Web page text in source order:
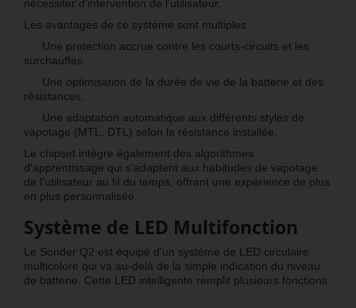
nécessiter d'intervention de l'utilisateur.
Les avantages de ce système sont multiples :
·
Une protection accrue contre les courts-circuits et les
surchauffes.
·
Une optimisation de la durée de vie de la batterie et des
résistances.
·
Une adaptation automatique aux différents styles de
vapotage (MTL, DTL) selon la résistance installée.
Le chipset intègre également des algorithmes
d'apprentissage qui s'adaptent aux habitudes de vapotage
de l'utilisateur au fil du temps, offrant une expérience de plus
en plus personnalisée.
Système de LED Multifonction
Le Sonder Q2 est équipé d'un système de LED circulaire
multicolore qui va au-delà de la simple indication du niveau
de batterie. Cette LED intelligente remplit plusieurs fonctions
: